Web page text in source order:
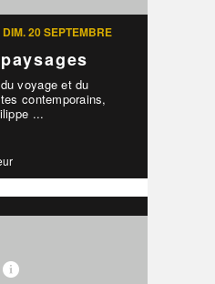
20 SEPTEMBRE
voyage et du
contemporains,
...